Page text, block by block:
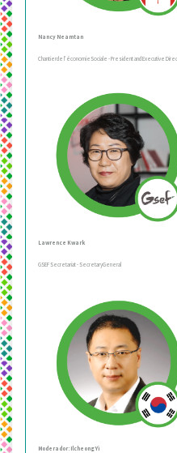
Nancy Neamtan
Chantierde l’économieSociale - President and Executive
Lawrence Kwark
GSEF Secretariat - SecretaryGeneral
Moderador: Ilcheong Yi